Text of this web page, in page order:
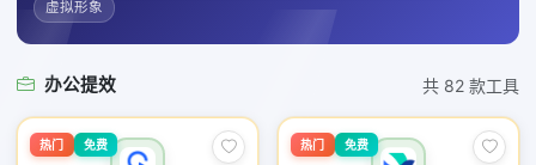
虚拟形象
办公提效 共 82 款工具
热门 免费 热门 免费